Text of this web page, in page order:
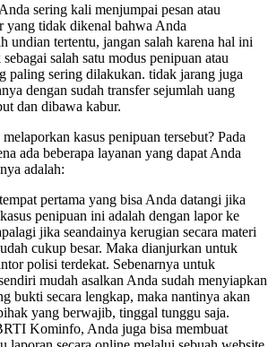
sering kali menjumpai pesan atau
yang tidak dikenal bahwa Anda
undian tertentu, jangan salah karena hal ini
salah satu modus penipuan atau
paling sering dilakukan. tidak jarang juga
dengan sudah transfer sejumlah uang
dan dibawa kabur.
kasus penipuan tersebut? Pada
ada beberapa layanan yang dapat Anda
adalah:
pertama yang bisa Anda datangi jika
penipuan ini adalah dengan lapor ke
jika seandainya kerugian secara materi
cukup besar. Maka dianjurkan untuk
polisi terdekat. Sebenarnya untuk
mudah asalkan Anda sudah menyiapkan
bukti secara lengkap, maka nantinya akan
yang berwajib, tinggal tunggu saja.
Kominfo, Anda juga bisa membuat